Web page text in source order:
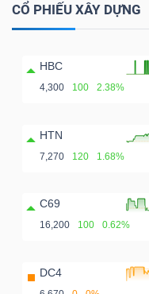
CỔ PHIẾU XÂY DỰNG
HBC
4,300 100 2.38%
HTN
7,270 120 1.68%
C69
16,200 100 0.62%
DC4